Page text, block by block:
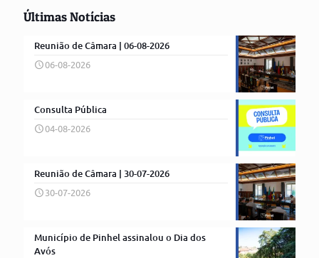
Últimas Notícias
Reunião de Câmara | 06-08-2026
06-08-2026
Consulta Pública
04-08-2026
Reunião de Câmara | 30-07-2026
30-07-2026
Município de Pinhel assinalou o Dia dos
Avós